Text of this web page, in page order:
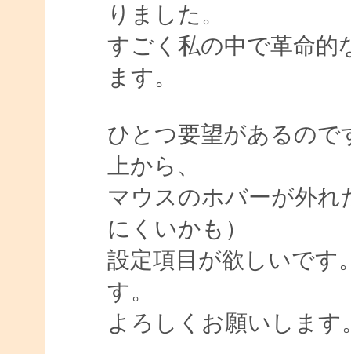
りました。
すごく私の中で革命的
ます。
ひとつ要望があるの
上から、
マウスのホバーが外
にくいかも）
設定項目が欲しいです
す。
よろしくお願いします